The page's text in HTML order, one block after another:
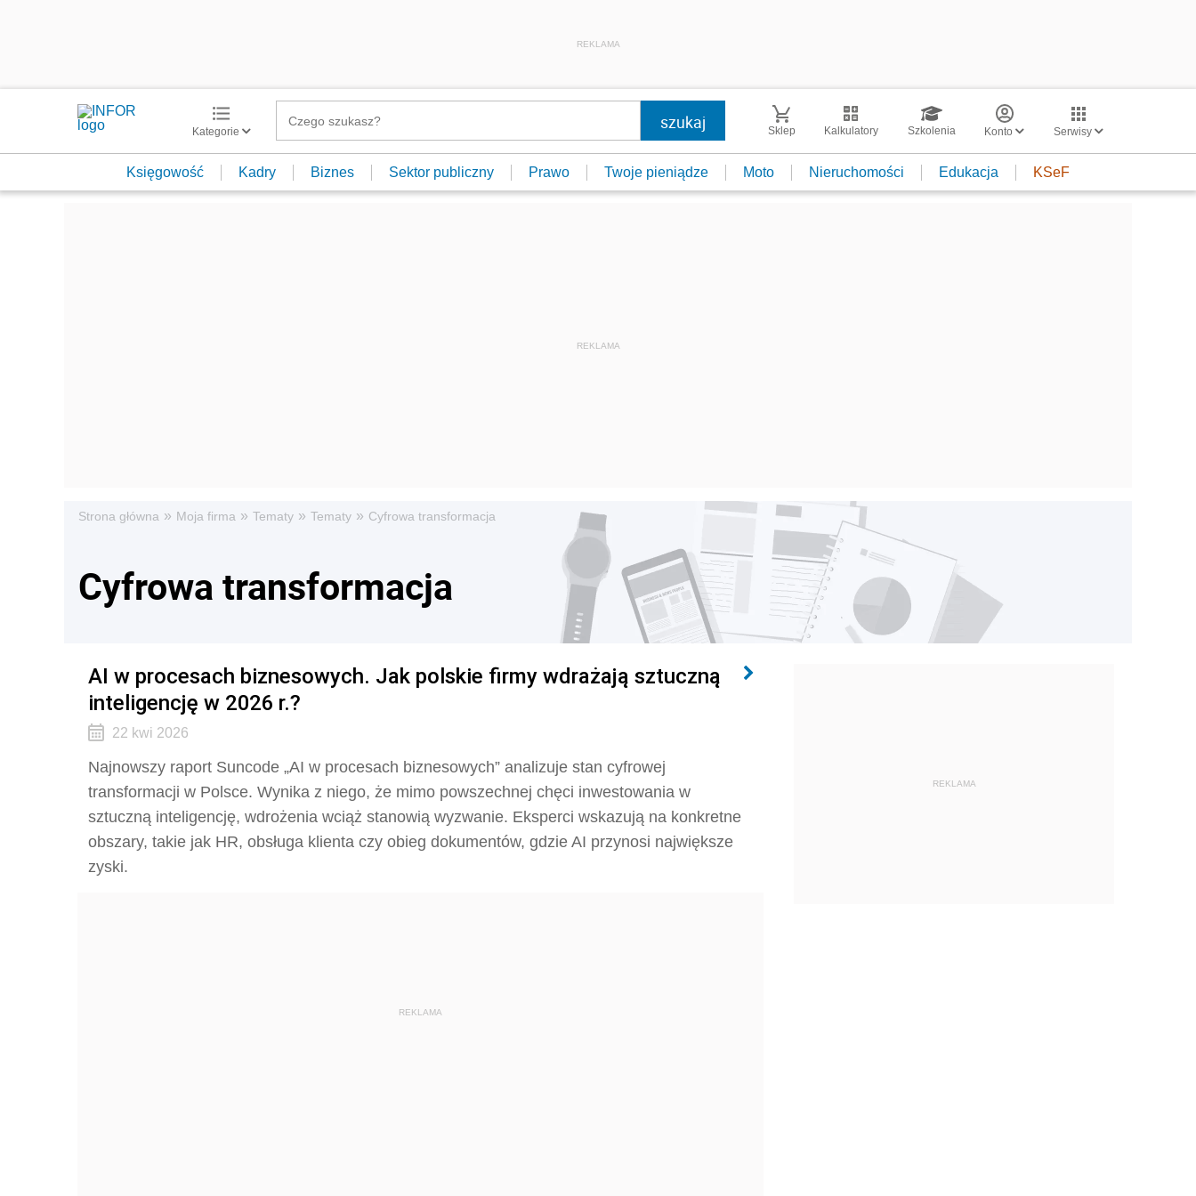
REKLAMA
Kategorie Sklep Kalkulatory Szkolenia Konto Serwisy
Księgowość Kadry Biznes Sektor publiczny Prawo Twoje pieniądze Moto Nieruchomości Edukacja KSeF
Strona główna » Moja firma » Tematy » Tematy » Cyfrowa transformacja
Cyfrowa transformacja
AI w procesach biznesowych. Jak polskie firmy wdrażają sztuczną
inteligencję w 2026 r.?
22 kwi 2026
Najnowszy raport Suncode „AI w procesach biznesowych” analizuje stan cyfrowej
transformacji w Polsce. Wynika z niego, że mimo powszechnej chęci inwestowania w
sztuczną inteligencję, wdrożenia wciąż stanowią wyzwanie. Eksperci wskazują na konkretne
obszary, takie jak HR, obsługa klienta czy obieg dokumentów, gdzie AI przynosi największe
zyski.
REKLAMA
REKLAMA